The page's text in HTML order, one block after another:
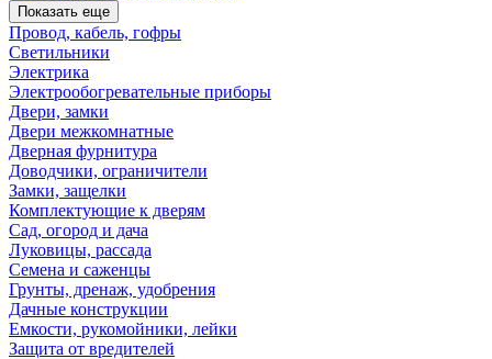
Показать еще
Провод, кабель, гофры
Светильники
Электрика
Электрообогревательные приборы
Двери, замки
Двери межкомнатные
Дверная фурнитура
Доводчики, ограничители
Замки, защелки
Комплектующие к дверям
Сад, огород и дача
Луковицы, рассада
Семена и саженцы
Грунты, дренаж, удобрения
Дачные конструкции
Емкости, рукомойники, лейки
Защита от вредителей